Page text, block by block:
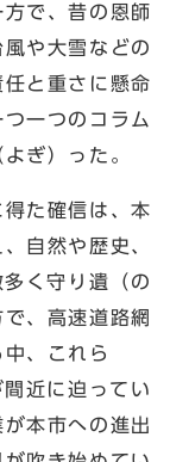
で、昔の恩師
や大雪などの
と重さに懸命
一つのコラム
ぎ）った。
た確信は、本
自然や歴史、
く守り遺（の
、高速道路網
、これら
近に迫ってい
本市への進出